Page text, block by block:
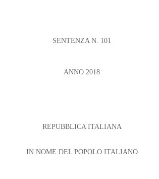
SENTENZA N. 101
ANNO 2018
REPUBBLICA ITALIANA
IN NOME DEL POPOLO ITALIANO